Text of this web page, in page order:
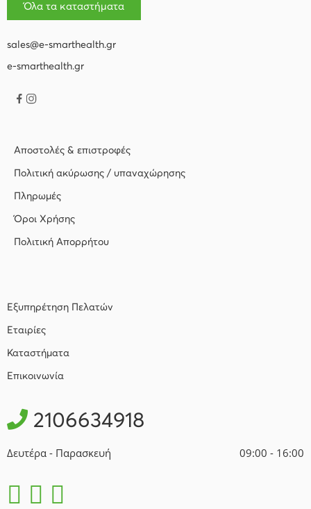
Όλα τα καταστήματα
sales@e-smarthealth.gr
e-smarthealth.gr
Αποστολές & επιστροφές
Πολιτική ακύρωσης / υπαναχώρησης
Πληρωμές
Όροι Χρήσης
Πολιτική Απορρήτου
Εξυπηρέτηση Πελατών
Εταιρίες
Καταστήματα
Επικοινωνία
2106634918
Δευτέρα - Παρασκευή 09:00 - 16:00